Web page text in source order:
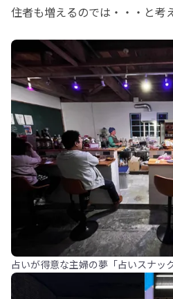
住者も増えるのでは・・・と考
占いが得意な主婦の夢「占いスナッ